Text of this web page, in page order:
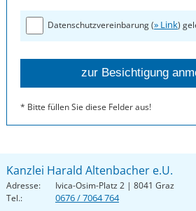
Datenschutzvereinbarung (» Link)
* Bitte füllen Sie diese Felder aus!
Kanzlei Harald Altenbacher e.U.
Adresse:
Ivica-Osim-Platz 2 | 8041 Graz
Tel.:
0676 / 7064 764